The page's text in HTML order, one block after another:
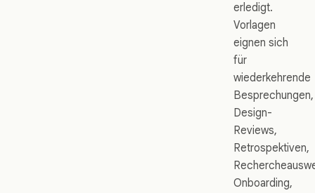
erledigt.
Vorlagen
eignen sich
für
wiederkehrende
Besprechungen,
Design-
Reviews,
Retrospektiven,
Onboarding,